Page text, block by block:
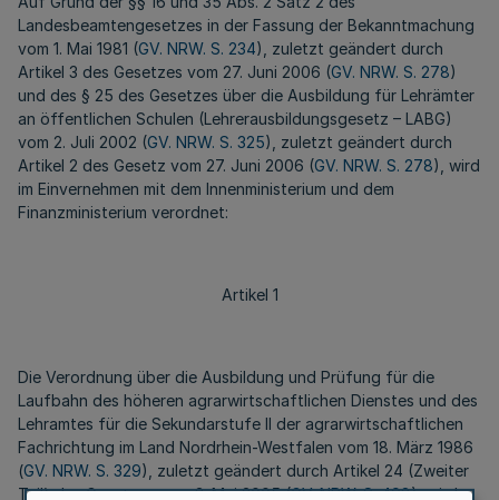
Landesbeamtengesetzes in der Fassung der Bekanntmachung
vom 1. Mai 1981 (GV. NRW. S. 234), zuletzt geändert durch
Artikel 3 des Gesetzes vom 27. Juni 2006 (GV. NRW. S. 278)
und des § 25 des Gesetzes über die Ausbildung für Lehrämter
an öffentlichen Schulen (Lehrerausbildungsgesetz – LABG)
vom 2. Juli 2002 (GV. NRW. S. 325), zuletzt geändert durch
Artikel 2 des Gesetz vom 27. Juni 2006 (GV. NRW. S. 278), wird
im Einvernehmen mit dem Innenministerium und dem
Finanzministerium verordnet:
Artikel 1
Die Verordnung über die Ausbildung und Prüfung für die
Laufbahn des höheren agrarwirtschaftlichen Dienstes und des
Lehramtes für die Sekundarstufe II der agrarwirtschaftlichen
Fachrichtung im Land Nordrhein-Westfalen vom 18. März 1986
(GV. NRW. S. 329), zuletzt geändert durch Artikel 24 (Zweiter
Teil) des Gesetzes vom 3. Mai 2005 (GV. NRW. S. 498), wird